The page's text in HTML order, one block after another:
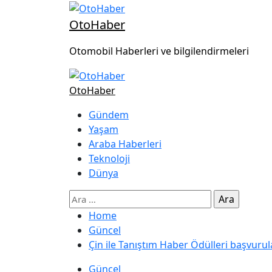
OtoHaber
Otomobil Haberleri ve bilgilendirmeleri
OtoHaber
Gündem
Yaşam
Araba Haberleri
Teknoloji
Dünya
Home
Güncel
Çin ile Tanıştım Haber Ödülleri
Güncel